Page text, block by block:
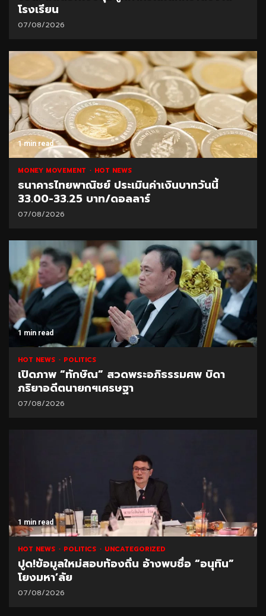
โรงเรียน
07/08/2026
1 min read
MONEY MOVEMENT HOT NEWS
ธนาคารไทยพาณิชย์ ประเมินค่าเงินบาทวันนี้
33.00-33.25 บาท/ดอลลาร์
07/08/2026
1 min read
HOT NEWS POLITICS
เปิดภาพ “ทักษิณ” สวดพระอภิธรรมศพ บิดา
ภริยาอดีตนายกฯเศรษฐา
07/08/2026
1 min read
HOT NEWS POLITICS UNCATEGORIZED
ปูด!ข้อมูลใหม่สอบท้องถิ่น อ้างพบชื่อ “อนุทิน”
โยงมหา’ลัย
07/08/2026